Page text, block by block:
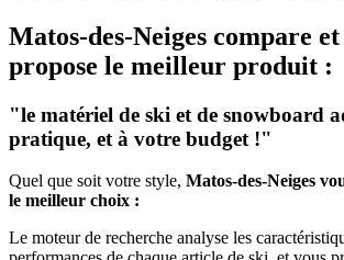
Matos-des-Neiges compare et
propose le meilleur produit :
"le matériel de ski et de snowboard
pratique, et à votre budget !"
Quel que soit votre style, Matos-des-Neiges
le meilleur choix :
Le moteur de recherche analyse les